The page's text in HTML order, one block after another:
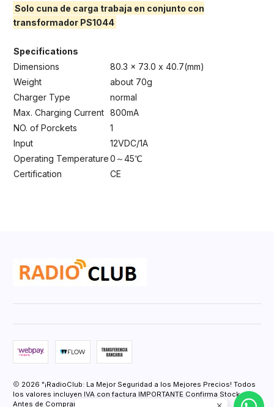
Solo cuna de carga trabaja en conjunto con
transformador PS1044
Specifications
Dimensions
80.3 x 73.0 x 40.7(mm)
Weight
about 70g
Charger Type
normal
Max. Charging Current 800mA
NO. of Porckets
1
Input
12VDC/1A
Operating Temperature0～45℃
Certification
CE
2026 "¡RadioClub: La Mejor Seguridad a los Mejores Precios! Todos
los valores incluyen IVA con factura IMPORTANTE Confirma Stock
Antes de Comprar.".